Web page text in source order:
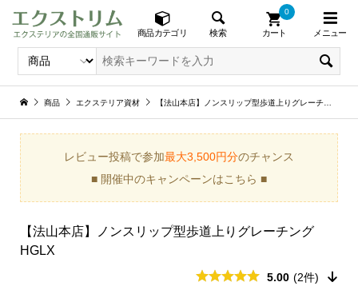
商品カテゴリ 検索 カート
0
メニュー
商品 エクステリア資材 【法山本店】ノンスリップ型歩道上りグレーチング HGLX
レビュー投稿で参加最大3,500円分のチャンス
■ 開催中のキャンペーンはこちら ■
【法山本店】ノンスリップ型歩道上りグレーチング
HGLX
5.00 (2件)